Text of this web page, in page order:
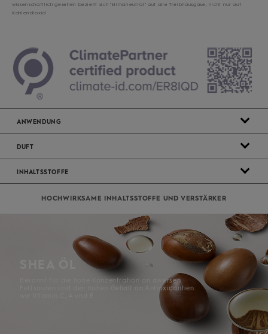
wissenschaftlich gesehen bezieht sich "klimaneutral" auf alle Treibhausgase, nicht nur auf
Kohlendioxid
ANWENDUNG
DUFT
INHALTSSTOFFE
HOCHWIRKSAME ​INHALTSSTOFFE ​UND ​VERSTÄRKER
Bekannt für die hohe Konzentration an diversen
Fettsäuren und den hohen Gehalt an Antioxidantien